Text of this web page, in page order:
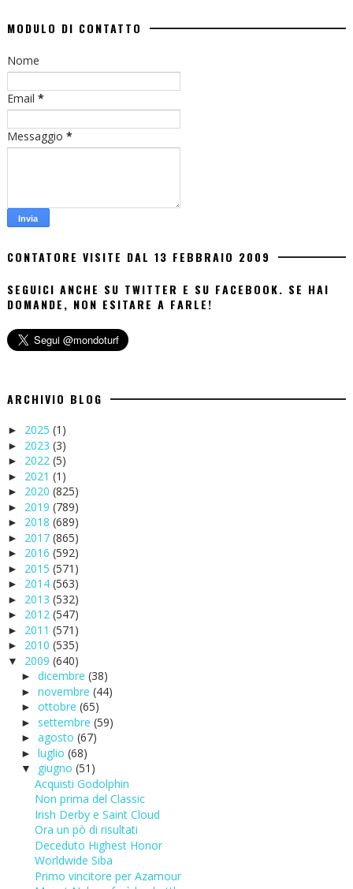
MODULO DI CONTATTO
Nome
Email *
Messaggio *
CONTATORE VISITE DAL 13 FEBBRAIO 2009
SEGUICI ANCHE SU TWITTER E SU FACEBOOK. SE HAI
DOMANDE, NON ESITARE A FARLE!
ARCHIVIO BLOG
► 2025 (1)
► 2023 (3)
► 2022 (5)
► 2021 (1)
► 2020 (825)
► 2019 (789)
► 2018 (689)
► 2017 (865)
► 2016 (592)
► 2015 (571)
► 2014 (563)
► 2013 (532)
► 2012 (547)
► 2011 (571)
► 2010 (535)
▼ 2009 (640)
► dicembre (38)
► novembre (44)
► ottobre (65)
► settembre (59)
► agosto (67)
► luglio (68)
▼ giugno (51)
Acquisti Godolphin
Non prima del Classic
Irish Derby e Saint Cloud
Ora un pò di risultati
Deceduto Highest Honor
Worldwide Siba
Primo vincitore per Azamour